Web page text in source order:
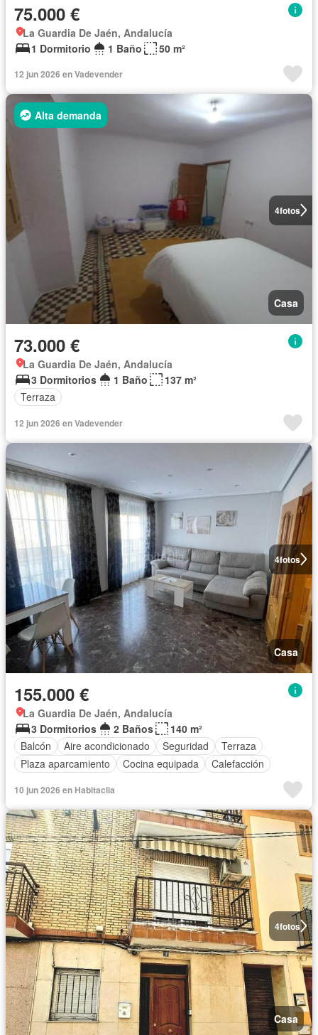
75.000 €
La Guardia De Jaén, Andalucía
1 Dormitorio
1 Baño 50 m²
12 jun 2026 en Vadevender
4fotos
Alta demanda
Casa
73.000 €
La Guardia De Jaén, Andalucía
3 Dormitorios
1 Baño
137 m²
Terraza
12 jun 2026 en Vadevender
4fotos
Casa
155.000 €
La Guardia De Jaén, Andalucía
3 Dormitorios
2 Baños
140 m²
Balcón
Aire acondicionado Seguridad
Terraza
Plaza aparcamiento
Cocina equipada Calefacción
10 jun 2026 en Habitaclia
4fotos
Casa